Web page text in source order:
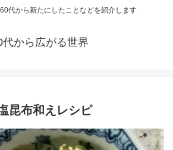
代から新たにしたことなどを紹介します
代から広がる世界
昆布和えレシピ